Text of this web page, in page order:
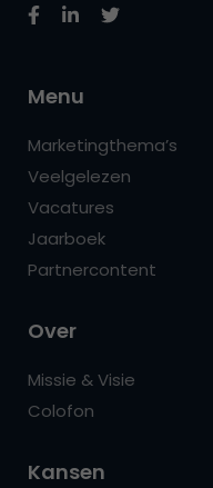
Menu
Marketingthema’s
Veelgelezen
Vacatures
Jaarboek
Partnercontent
Over
Missie & Visie
Colofon
Kansen